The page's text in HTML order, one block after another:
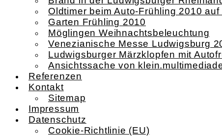
Oldtimer beim Auto-Frühling 2010
Garten Frühling 2010
Möglingen Weihnachtsbeleuchtung
Venezianische Messe Ludwigsburg
Ludwigsburger Märzklopfen mit
Ansichtssache von
Referenzen
Kontakt
Sitemap
Impressum
Datenschutz
Cookie-Richtlinie (EU)